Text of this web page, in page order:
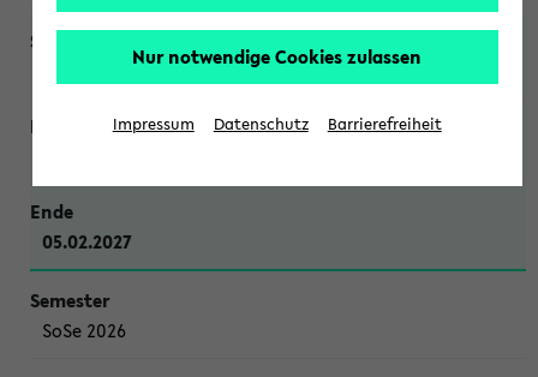
WiSe 2026/2027
05.02.2027
SoSe 2026
Nur notwendige Cookies zulassen
Impressum Datenschutz Barrierefreiheit